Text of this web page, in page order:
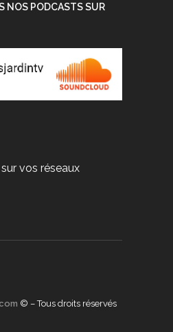
NOS PODCASTS SUR
vos réseaux
© – Tous droits réservés